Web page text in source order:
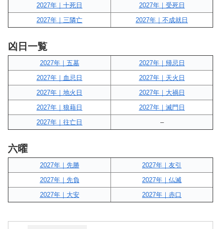
2027年｜十死日
2027年｜受死日
2027年｜三隣亡
2027年｜不成就日
凶日一覧
2027年｜五墓
2027年｜帰忌日
2027年｜血忌日
2027年｜天火日
2027年｜地火日
2027年｜大禍日
2027年｜狼藉日
2027年｜滅門日
2027年｜往亡日
–
六曜
2027年｜先勝
2027年｜友引
2027年｜先負
2027年｜仏滅
2027年｜大安
2027年｜赤口